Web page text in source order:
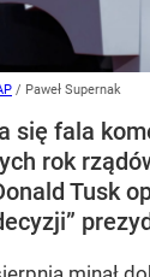
/ Paweł Supernak
się fala
rok
Tusk